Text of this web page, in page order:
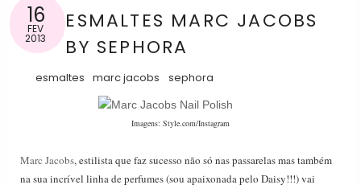
16
FEV
2013
ESMALTES MARC JACOBS
BY SEPHORA
esmaltes marc jacobs sephora
Imagens: Style.com/Instagram
Marc Jacobs, estilista que faz sucesso não só nas passarelas mas também
na sua incrível linha de perfumes (sou apaixonada pelo Daisy!!!) vai